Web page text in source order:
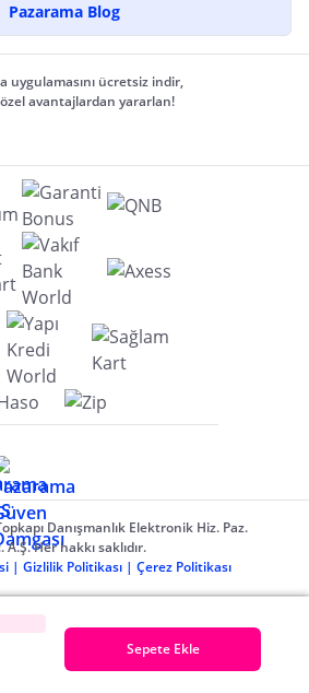
Sepete Ekle
Pazarama Blog
uygulamasını ücretsiz indir,
avantajlardan yararlan!
Danışmanlık Elektronik Hiz. Paz.
A.Ş. Her hakkı saklıdır.
| Gizlilik Politikası | Çerez Politikası